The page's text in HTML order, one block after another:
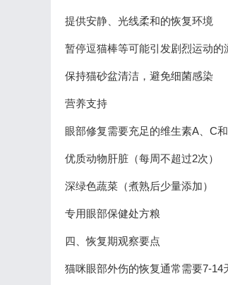
提供安静、光线柔和的恢复环境
暂停逗猫棒等可能引发剧烈运动的
保持猫砂盆清洁，避免细菌感染
营养支持
眼部修复需要充足的维生素A、C
优质动物肝脏（每周不超过2次）
深绿色蔬菜（煮熟后少量添加）
专用眼部保健处方粮
四、恢复期观察要点
猫咪眼部外伤的恢复通常需要7-14